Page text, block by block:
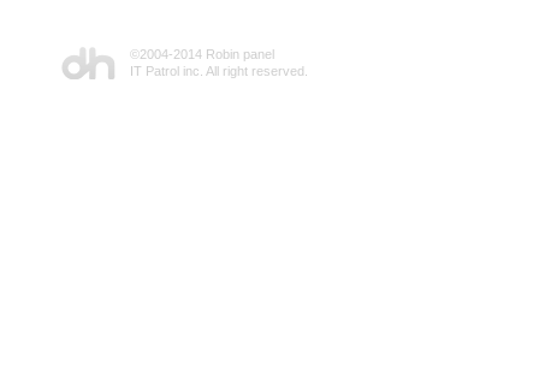
©2004-2014 Robin panel
IT Patrol inc. All right reserved.